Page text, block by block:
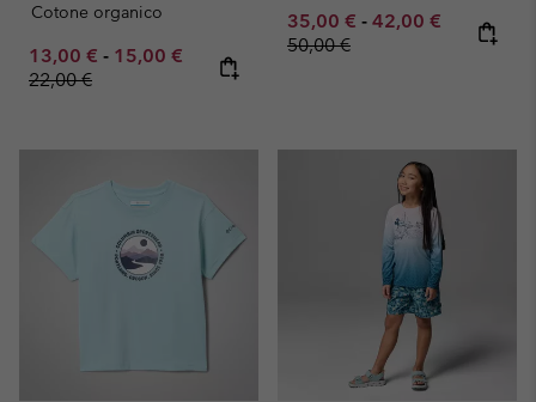
Cotone organico
Minimum sale price:
13,00 € - Maximum sale price:
15,00 € Regular price:
22,00 €
Minimum sale price:
35,00 € - Maximum sale
42,00 € Regular
50,00 €